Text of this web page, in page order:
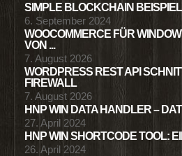
SIMPLE BLOCKCHAIN
6. September 2024
WOOCOMMERCE FÜR
VON ...
7. August 2026
WORDPRESS REST API
FIREWALL
7. August 2026
HNP WIN DATA HANDLER –
27. April 2024
HNP WIN SHORTCODE TOOL:
26. April 2024